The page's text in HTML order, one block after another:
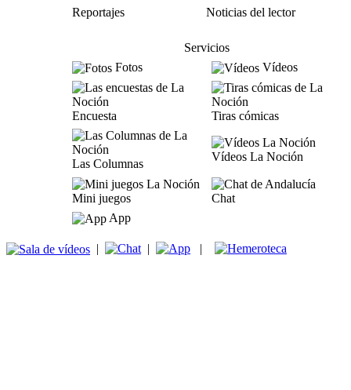
Reportajes
Noticias del lector
Servicios
Fotos
Vídeos
Encuesta Tiras cómicas
Las Columnas
Vídeos La Noción
Mini juegos
Chat
App
| | |